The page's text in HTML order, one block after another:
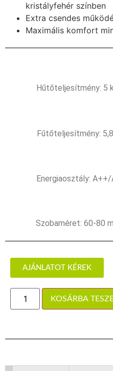
kristályfehér színben
Extra csendes
Maximális komfort
Hűtőteljesítmény: 5
Fűtőteljesítmény:
Energiaosztály:
Szobaméret: 60-80
AJÁNLATOT KÉREK
KOSÁRBA